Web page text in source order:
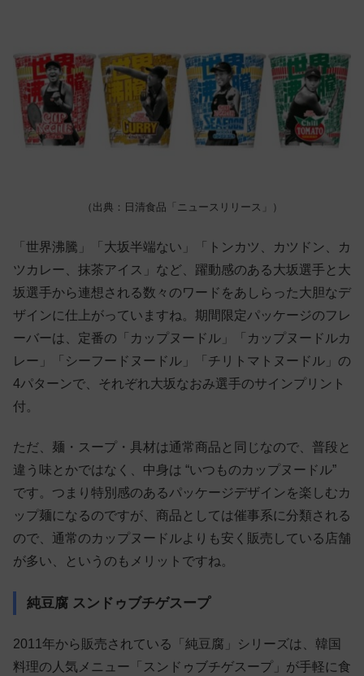
（出典：日清食品「ニュースリリース」）
「世界沸騰」「大坂半端ない」「トンカツ、カツドン、カ
ツカレー、抹茶アイス」など、躍動感のある大坂選手と大
坂選手から連想される数々のワードをあしらった大胆なデ
ザインに仕上がっていますね。期間限定パッケージのフレ
ーバーは、定番の「カップヌードル」「カップヌードルカ
レー」「シーフードヌードル」「チリトマトヌードル」の
4パターンで、それぞれ大坂なおみ選手のサインプリント
付。
ただ、麺・スープ・具材は通常商品と同じなので、普段と
違う味とかではなく、中身は “いつものカップヌードル”
です。つまり特別感のあるパッケージデザインを楽しむカ
ップ麺になるのですが、商品としては催事系に分類される
ので、通常のカップヌードルよりも安く販売している店舗
が多い、というのもメリットですね。
純豆腐 スンドゥブチゲスープ
2011年から販売されている「純豆腐」シリーズは、韓国
料理の人気メニュー「スンドゥブチゲスープ」が手軽に食